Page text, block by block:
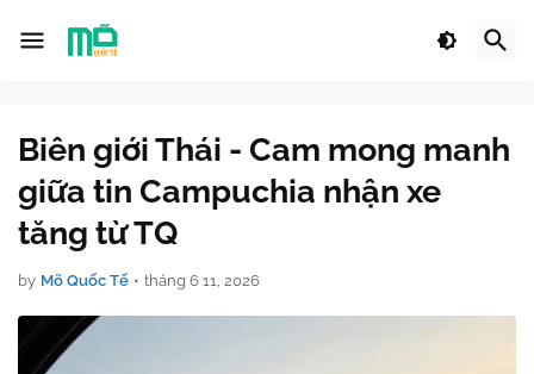
Biên giới Thái - Cam mong manh
giữa tin Campuchia nhận xe
tăng từ TQ
by Mõ Quốc Tế • tháng 6 11, 2026